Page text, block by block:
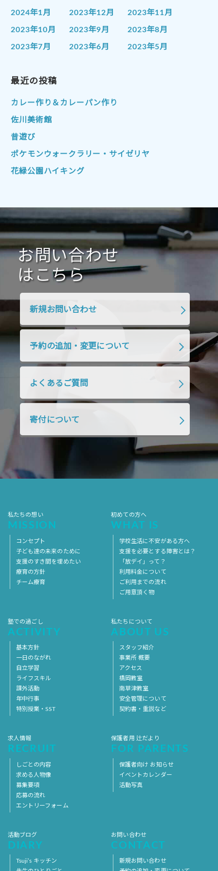
2024年1月 2023年12月 2023年11月
2023年10月 2023年9月 2023年8月
2023年7月 2023年6月 2023年5月
2023年1月
2022年10月 2022年9月
2022年7月
2022年4月
2022年1月 2021年12月 2021年11月
2021年10月 2021年9月
2021年1月 2020年12月 2020年11月
2020年10月 2020年9月 2020年8月
2020年7月 2020年6月 2020年5月
2020年4月 2020年3月 2020年2月
2019年9月
2019年4月
2018年7月 2018年6月
2018年4月 2018年3月 2018年2月
2018年1月 2017年12月
2017年10月 2017年9月 2017年8月
2017年5月
2017年4月
最近の投稿
カレー作り＆カレーパン作り
佐川美術館
昔遊び
ポケモンウォークラリー・サイゼリヤ
花緑公園ハイキング
お問い合わせ
はこちら
新規お問い合わせ
予約の追加・変更について
よくあるご質問
寄付について
私たちの想い
MISSION
コンセプト
子ども達の未来のために
支援のすき間を埋めたい
療育の方針
チーム療育
初めての方へ
WHAT IS
学校生活に不安がある方へ
支援を必要とする障害とは？
「放デイ」って？
利用料金について
ご利用までの流れ
ご用意頂く物
塾での過ごし
ACTIVITY
基本方針
一日のながれ
自立学習
ライフスキル
課外活動
年中行事
特別授業・SST
私たちについて
ABOUT US
スタッフ紹介
事業所 概要
アクセス
橋岡教室
南草津教室
安全管理について
契約書・重説など
求人情報
RECRUIT
しごとの内容
求める人物像
募集要項
応募の流れ
エントリーフォーム
保護者用 辻だより
FOR PARENTS
保護者向け お知らせ
イベントカレンダー
活動写真
活動ブログ
DIARY
Tsuji’s キッチン
お問い合わせ
CONTACT
新規お問い合わせ